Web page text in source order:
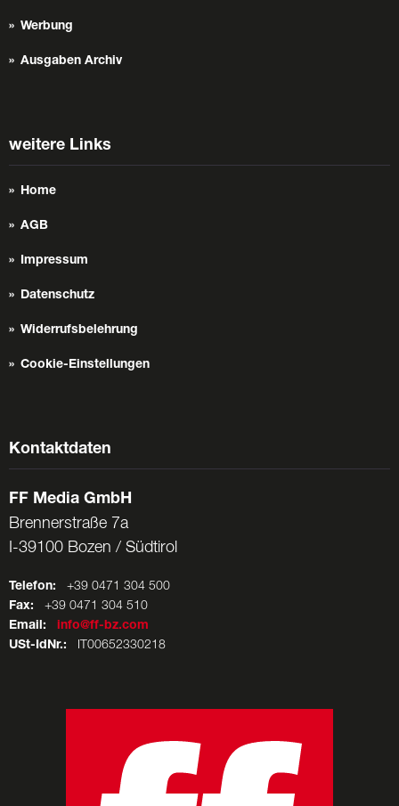
Werbung
Ausgaben Archiv
weitere Links
Home
AGB
Impressum
Datenschutz
Widerrufsbelehrung
Cookie-Einstellungen
Kontaktdaten
FF Media GmbH
Brennerstraße 7a
I-39100 Bozen / Südtirol
Telefon: +39 0471 304 500
Fax: +39 0471 304 510
Email:
info@ff-bz.com
USt-IdNr.: IT00652330218